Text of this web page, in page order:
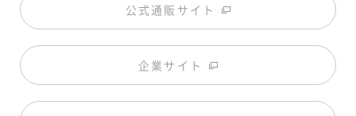
公式通販サイト
企業サイト